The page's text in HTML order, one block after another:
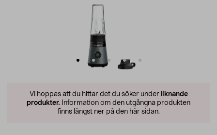
Vi hoppas att du hittar det du söker under liknande
produkter. Information om den utgångna produkten
finns längst ner på den här sidan.